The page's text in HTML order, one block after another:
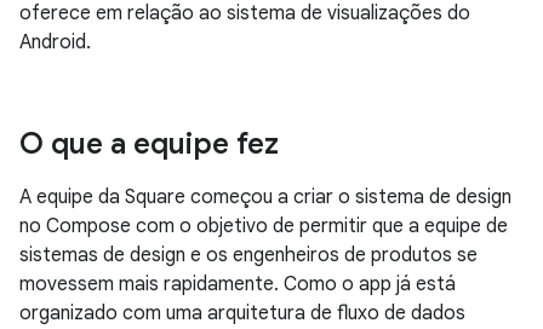
oferece em relação ao sistema de visualizações do
Android.
O que a equipe fez
A equipe da Square começou a criar o sistema de design
no Compose com o objetivo de permitir que a equipe de
sistemas de design e os engenheiros de produtos se
movessem mais rapidamente. Como o app já está
organizado com uma arquitetura de fluxo de dados